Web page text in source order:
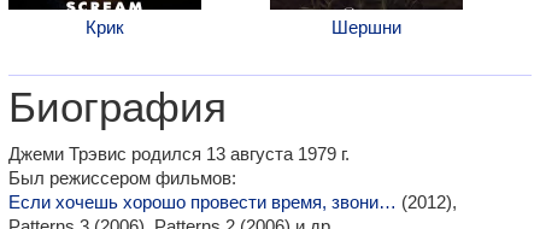
Крик Шершни
Биография
Джеми Трэвис родился 13 августа 1979 г.
Был режиссером фильмов:
Если хочешь хорошо провести время, звони… (2012),